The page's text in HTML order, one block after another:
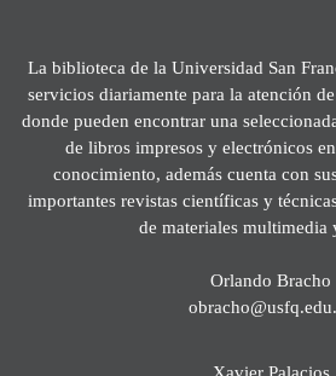
La biblioteca de la Universidad San
servicios diariamente para la atención
donde pueden encontrar una
de libros impresos y electrónicos
conocimiento, además cuenta con
importantes revistas científicas y
de materiales multimedia
Orlando Bracho
Xavier Palacios